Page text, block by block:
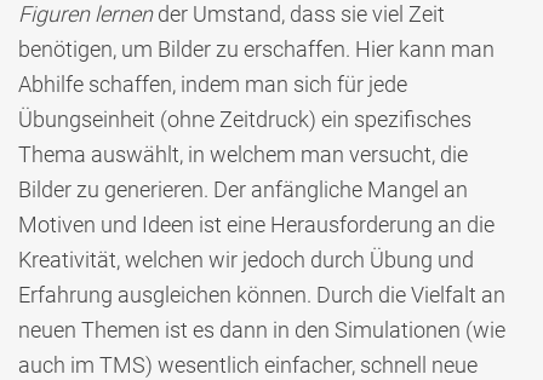
Figuren lernender Umstand, dass sie viel Zeit
benötigen, um Bilder zu erschaffen. Hier kann man
Abhilfe schaffen, indem man sich für jede
Übungseinheit (ohne Zeitdruck) ein spezifisches
Thema auswählt, in welchem man versucht, die
Bilder zu generieren. Der anfängliche Mangel an
Motiven und Ideen ist eine Herausforderung an die
Kreativität, welchen wir jedoch durch Übung und
Erfahrung ausgleichen können. Durch die Vielfalt an
neuen Themen ist es dann in den Simulationen (wie
auch im TMS) wesentlich einfacher, schnell neue